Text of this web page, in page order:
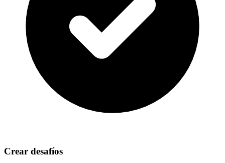
Crear desafíos